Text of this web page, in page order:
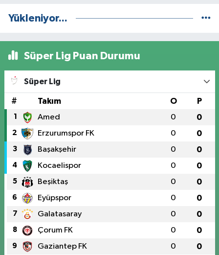
Yükleniyor...
Süper Lig Puan Durumu
Süper Lig
# Takım O P
1 Amed 0 0
2 Erzurumspor FK 0 0
3 Başakşehir 0 0
4 Kocaelispor 0 0
5 Beşiktaş 0 0
6 Eyüpspor 0 0
7 Galatasaray 0 0
8 Çorum FK 0 0
9 Gaziantep FK 0 0